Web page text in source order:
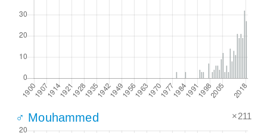
♂ Mouhammed ×211